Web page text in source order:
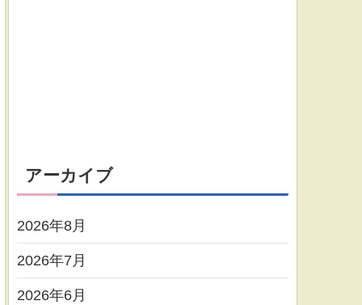
アーカイブ
2026年8月
2026年7月
2026年6月